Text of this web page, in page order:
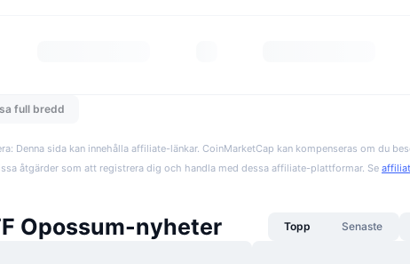
full bredd
Denna sida kan innehålla affiliate-länkar. CoinMarketCap kan kompenseras om du
åtgärder som att registrera dig och handla med dessa affiliate-plattformar. Se
Opossum-nyheter Topp Senaste